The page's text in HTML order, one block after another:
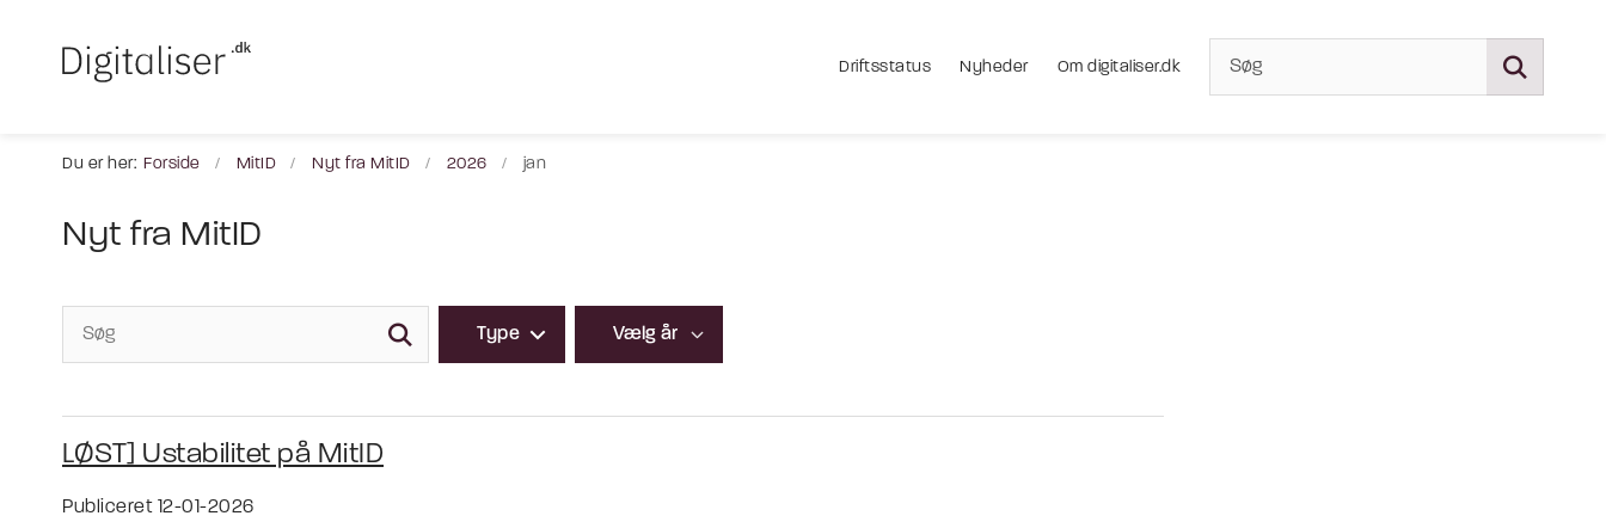
Driftsstatus Nyheder Om digitaliser.dk
Du er her: Forside MitID Nyt fra MitID 2026 jan
Nyt fra MitID
Type
LØST] Ustabilitet på MitID
Publiceret 12-01-2026